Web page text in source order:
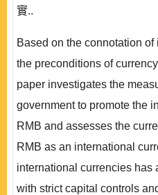
實..
Based on the connotation
the preconditions of
paper investigates the
government to promote the
RMB and assesses the
RMB as an international
international currencies has
with strict capital controls